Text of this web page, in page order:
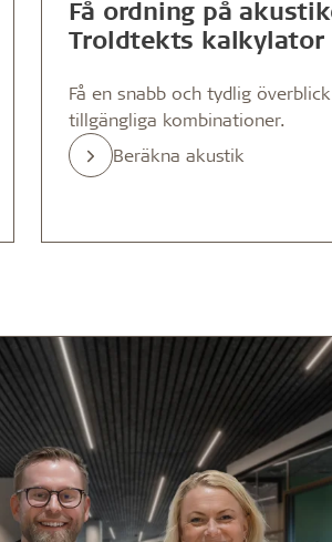
Få ordning på
Troldtekts kalkylator
Få en snabb och tydlig
tillgängliga kombinationer.
Beräkna akustik